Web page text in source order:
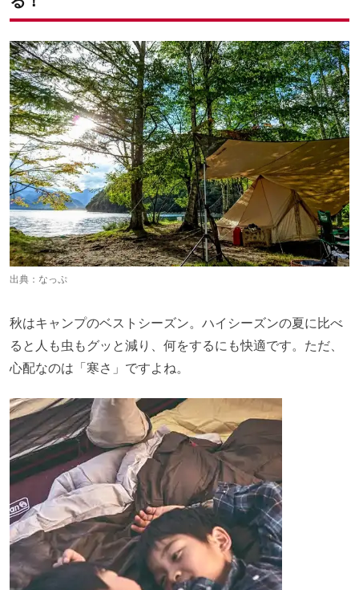
出典： なっぷ
秋はキャンプのベストシーズン。ハイシーズンの夏に比べ
ると人も虫もグッと減り、何をするにも快適です。ただ、
心配なのは「寒さ」ですよね。